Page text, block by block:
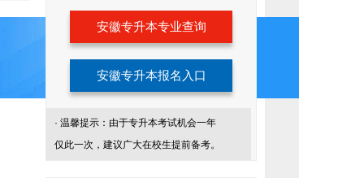
安徽专升本专业查询
安徽专升本报名入口
· 温馨提示：由于专升本考试机会一年
仅此一次，建议广大在校生提前备考。
生